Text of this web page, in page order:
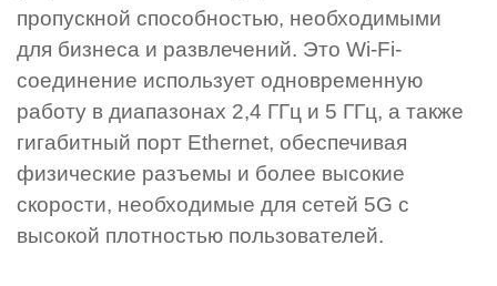
пропускной способностью, необходимыми
для бизнеса и развлечений. Это Wi-Fi-
соединение использует одновременную
работу в диапазонах 2,4 ГГц и 5 ГГц, а также
гигабитный порт Ethernet, обеспечивая
физические разъемы и более высокие
скорости, необходимые для сетей 5G с
высокой плотностью пользователей.